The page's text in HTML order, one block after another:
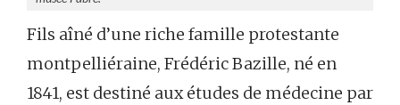
Fils aîné d’une riche famille protestante
montpelliéraine, Frédéric Bazille, né en
1841, est destiné aux études de médecine par